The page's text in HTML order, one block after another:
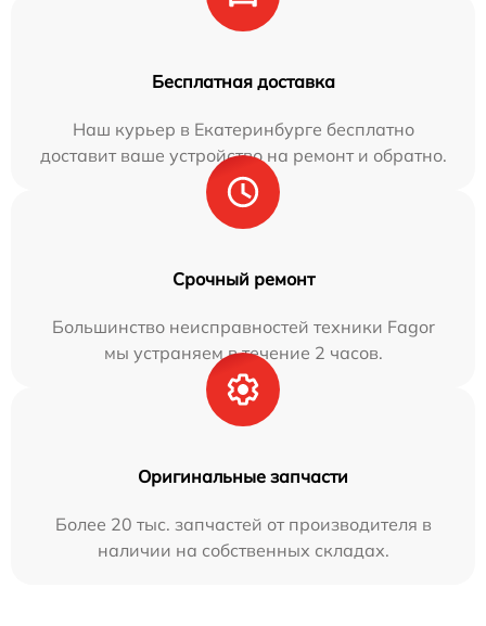
Бесплатная доставка
Наш курьер в Екатеринбурге бесплатно
доставит ваше устройство на ремонт и обратно.
Срочный ремонт
Большинство неисправностей техники Fagor
мы устраняем в течение 2 часов.
Оригинальные запчасти
Более 20 тыс. запчастей от производителя в
наличии на собственных складах.